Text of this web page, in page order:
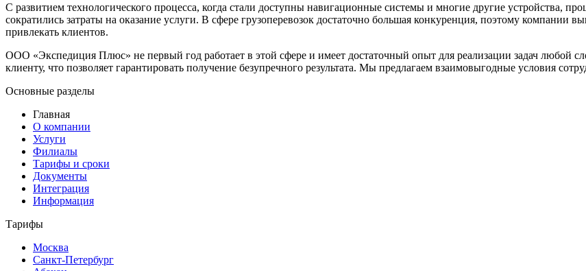
С развитием технологического процесса, когда стали доступны навигационные системы и многие другие устройства,
сократились затраты на оказание услуги. В сфере грузоперевозок достаточно большая конкуренция, поэтому
привлекать клиентов.
ООО «Экспедиция Плюс» не первый год работает в этой сфере и имеет достаточный опыт для реализации задач любой
клиенту, что позволяет гарантировать получение безупречного результата. Мы предлагаем взаимовыгодные условия
Основные разделы
Главная
О компании
Услуги
Филиалы
Тарифы и сроки
Документы
Интеграция
Информация
Тарифы
Москва
Санкт-Петербург